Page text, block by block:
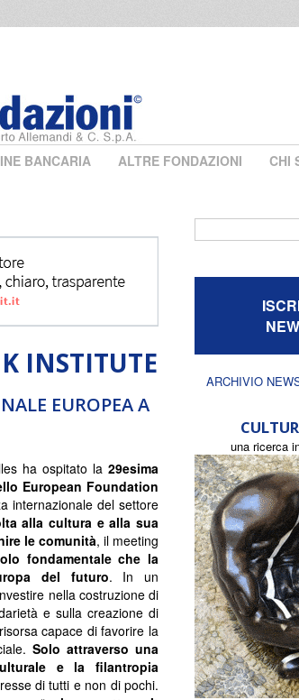
BANCARIA ALTRE FONDAZIONI CHI
INSTITUTE
EUROPEA A
ha ospitato la 29esima
European Foundation
internazionale del settore
alla cultura e alla sua
le comunità, il meeting
fondamentale che la
del futuro. In un
nella costruzione di
e sulla creazione di
capace di favorire la
Solo attraverso una
e la filantropia
di tutti e non di pochi.
ARCHIVIO
una ricerca